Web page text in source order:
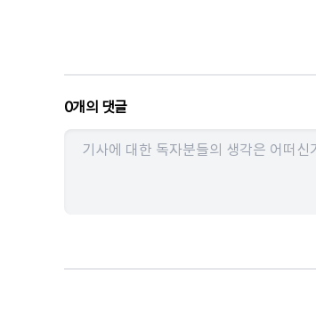
0개의 댓글